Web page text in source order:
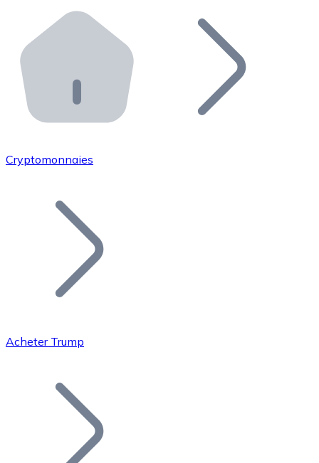
Distributeurs automatiques Bitnovo
Intégrez un ATM Bitnovo dans votre entreprise et
API Bitnovo
Intégrez notre API dans votre écosystème.
Rejoignez notre réseau de distributeurs et
Ajoutez le token de votre projet à notre service
Bitcoin
Cryptomonnaies
Acheter Trump